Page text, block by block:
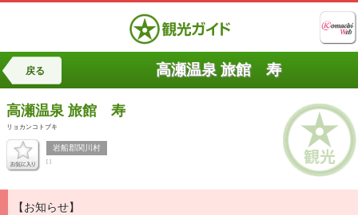
戻る 高瀬温泉 旅館 寿
高瀬温泉 旅館 寿
リョカンコトブキ
岩船郡関川村
[ ]
【お知らせ】